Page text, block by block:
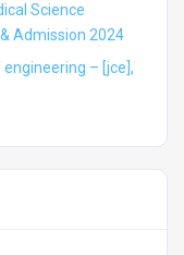
Science
Admission 2024
– [jce],